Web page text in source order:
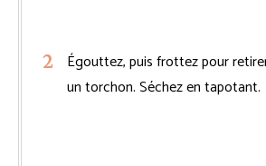
Égouttez, puis frottez pour
un torchon. Séchez en tapotant.